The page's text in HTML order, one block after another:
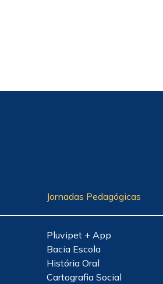
Jornadas Pedagógicas
Pluvipet + App
Bacia Escola
História Oral
Cartografia Social